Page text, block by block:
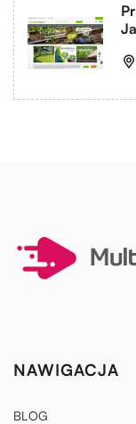
NAWIGACJA
BLOG